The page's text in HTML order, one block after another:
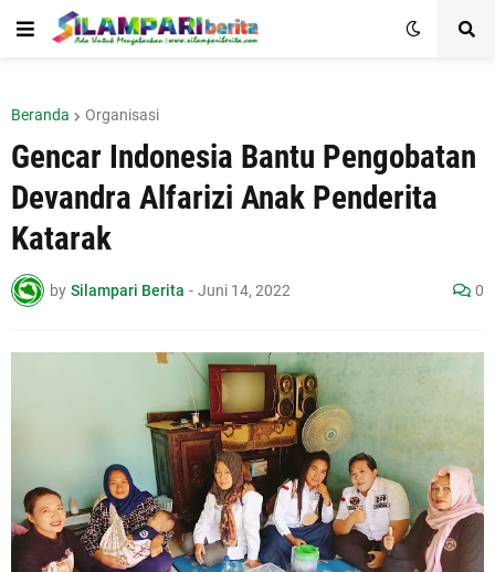
Beranda Organisasi
Gencar Indonesia Bantu Pengobatan
Devandra Alfarizi Anak Penderita
Katarak
by Silampari Berita - Juni 14, 2022 0